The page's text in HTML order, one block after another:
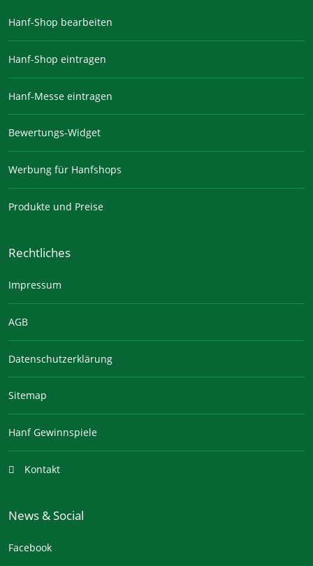
Hanf-Shop bearbeiten
Hanf-Shop eintragen
Hanf-Messe eintragen
Bewertungs-Widget
Werbung für Hanfshops
Produkte und Preise
Rechtliches
Impressum
AGB
Datenschutzerklärung
Sitemap
Hanf Gewinnspiele
Kontakt
News & Social
Facebook